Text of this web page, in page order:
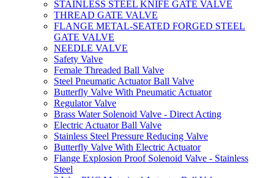
STAINLESS STEEL KNIFE GATE VALVE
THREAD GATE VALVE
FLANGE METAL-SEATED FORGED STEEL
GATE VALVE
NEEDLE VALVE
Safety Valve
Female Threaded Ball Valve
Steel Pneumatic Actuator Ball Valve
Butterfly Valve With Pneumatic Actuator
Regulator Valve
Brass Water Solenoid Valve - Direct Acting
Electric Actuator Ball Valve
Stainless Steel Pressure Reducing Valve
Butterfly Valve With Electric Actuator
Flange Explosion Proof Solenoid Valve - Stainless
Steel